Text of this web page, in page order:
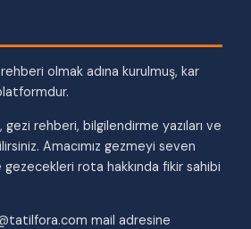
olmak adına kurulmuş, kar
rehberi, bilgilendirme yazıları ve
Amacımız gezmeyi seven
rota hakkında fikir sahibi
mail adresine